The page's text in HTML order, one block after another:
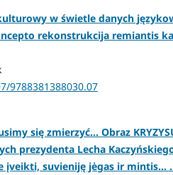
w świetle danych
rekonstrukcija remiantis
9788381388030.07
się zmierzyć… Obraz
prezydenta Lecha
suvieniję jėgas ir mintis...